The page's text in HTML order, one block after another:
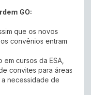
GO:
que os novos
convênios entram
em cursos da ESA,
convites para áreas
necessidade de